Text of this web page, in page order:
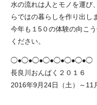
水の流れは人とモノを運び
らではの暮らしを作り出し
今年も１5０の体験の向こ
ください。
◯●◯●◯●◯●◯●◯●◯●◯
長良川おんぱく２０１６
2016年9月24日（土）～11